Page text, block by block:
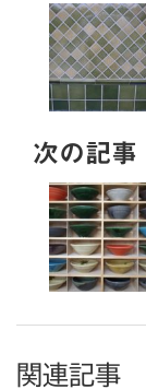
次の記事
関連記事